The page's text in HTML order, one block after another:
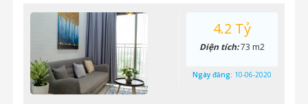
4.2 Tỷ
Diện tích:73 m2
Ngày đăng: 10-06-2020